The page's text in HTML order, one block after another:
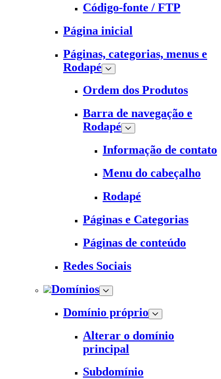
Código-fonte / FTP
Página inicial
Páginas, categorias, menus e
Rodapé
Ordem dos Produtos
Barra de navegação e
Rodapé
Informação de contato
Menu do cabeçalho
Rodapé
Páginas e Categorias
Páginas de conteúdo
Redes Sociais
Domínios
Domínio próprio
Alterar o domínio
principal
Subdomínio